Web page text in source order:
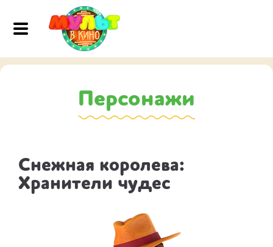
Персонажи
Снежная королева:
Хранители чудес